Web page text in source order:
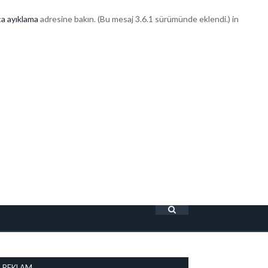
ayıklama adresine bakın. (Bu mesaj 3.6.1 sürümünde eklendi.) in